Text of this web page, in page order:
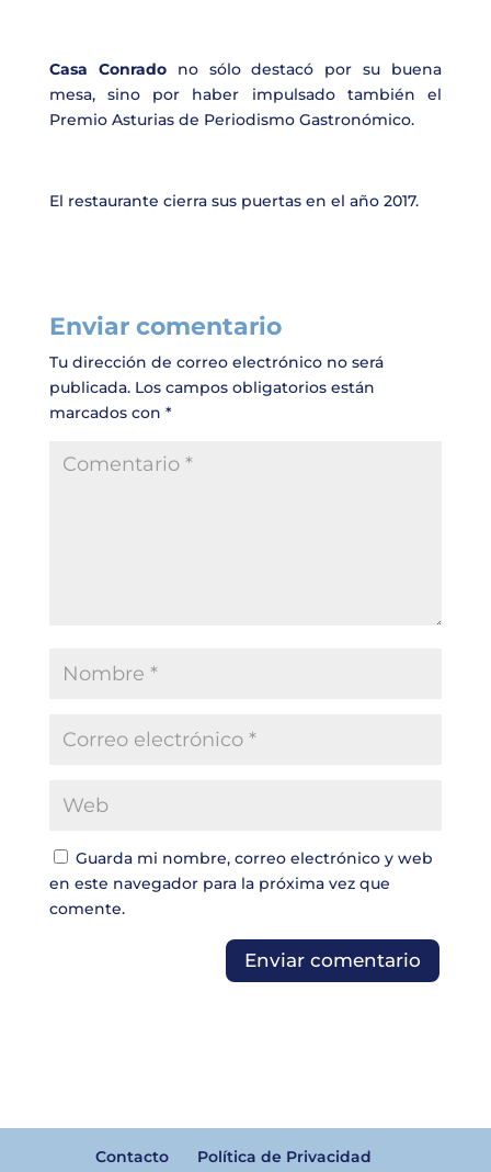
Casa Conradono sólo destacó por su buena
mesa, sino por haber impulsado también el
Premio Asturias de Periodismo Gastronómico.
El restaurante cierra sus puertas en el año 2017.
Enviar comentario
Tu dirección de correo electrónico no será
publicada. Los campos obligatorios están
marcados con *
Guarda mi nombre, correo electrónico y web
en este navegador para la próxima vez que
comente.
Contacto
Política de Privacidad